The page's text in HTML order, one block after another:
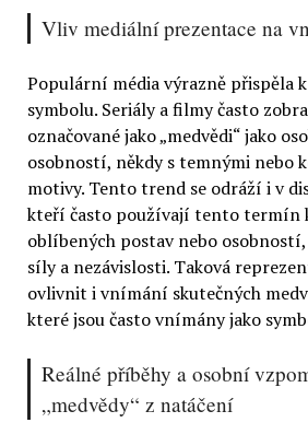
Vliv mediální prezentace na
Populární média výrazně přispěla
symbolu. Seriály a filmy často
označované jako „medvědi“ jako
osobností, někdy s temnými nebo
motivy. Tento trend se odráží i v
kteří často používají tento termín
oblíbených postav nebo
síly a nezávislosti. Taková
ovlivnit i vnímání skutečných
které jsou často vnímány jako
Reálné příběhy a osobní
„medvědy“ z natáčení